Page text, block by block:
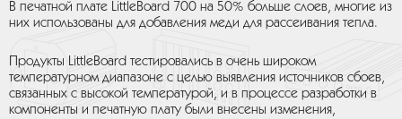
В печатной плате LittleBoard 700 на 50% больше слоев, многие из
них использованы для добавления меди для рассеивания тепла.
Продукты LittleBoard тестировались в очень широком
температурном диапазоне с целью выявления источников сбоев,
связанных с высокой температурой, и в процессе разработки в
компоненты и печатную плату были внесены изменения,